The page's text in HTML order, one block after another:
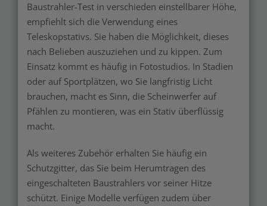
Baustrahler-Test in verschieden einstellbarer Höhe,
empfiehlt sich die Verwendung eines
Teleskopstativs. Sie haben die Möglichkeit, dieses
nach Belieben auszuziehen und zu kippen. Zum
Einsatz kommt es häufig in Fotostudios. In Stadien
oder auf Sportplätzen, wo Sie langfristig Licht
brauchen, macht es Sinn, die Scheinwerfer auf
Pfählen zu montieren, was ein Stativ überflüssig
macht.
Als weiteres Zubehör erhalten Sie häufig ein
Schutzgitter, das Sie beim Herumtragen des
eingeschalteten Baustrahlers vor seiner Hitze
schützt. Einige Modelle verfügen zudem über